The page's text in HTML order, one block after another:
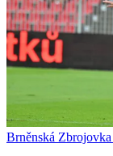
Brněnská